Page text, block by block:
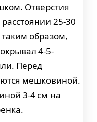
Отверстия
25-30
образом,
4-5-
Перед
мешковиной.
3-4 см на